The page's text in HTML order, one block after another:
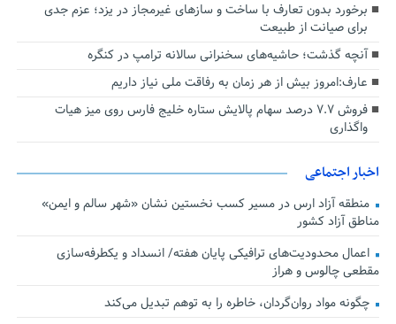
برخورد بدون تعارف با ساخت‌ و سازهای غیرمجاز در یزد؛ عزم جدی
برای صیانت از طبیعت
آنچه گذشت؛ حاشیه‌های سخنرانی سالانه ترامپ در کنگره
عارف:امروز بیش از هر زمان به رفاقت ملی نیاز داریم
فروش ۷.۷ درصد سهام پالایش ستاره خلیج فارس روی میز هیات
واگذاری
اخبار اجتماعی
منطقه آزاد ارس در مسیر کسب نخستین نشان «شهر سالم و ایمن»
مناطق آزاد کشور
اعمال محدودیت‌های ترافیکی پایان هفته/ انسداد و یکطرفه‌سازی
مقطعی چالوس و هراز
چگونه مواد روان‌گردان، خاطره را به توهم تبدیل می‌کند